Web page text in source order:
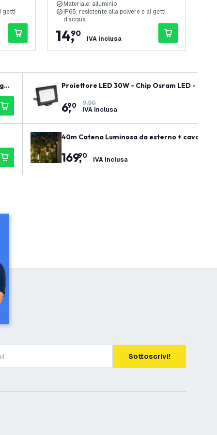
getti
Materiale: alluminio
IP65: resistente alla polvere e ai getti
d’acqua
14,
90
IVA inclusa
Proiettore LED 30W - Chip Osram LED -
6,
90
9,90
IVA inclusa
40m Catena Luminosa da esterno + cavo di
169,
90 IVA inclusa
Sottoscrivi!